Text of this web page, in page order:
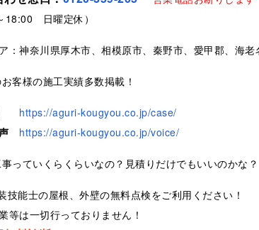
18:00 日曜定休）
：神奈川県厚木市、相模原市、秦野市、愛甲郡、海
客様の施工実績多数掲載！
https://aguri-kougyou.co.jp/case/
https://aguri-kougyou.co.jp/voice/
っていくらくらいなの？見積りだけでもいいのかな？
技能士の屋根、外壁の無料点検をご利用ください！
等は一切行っておりません！